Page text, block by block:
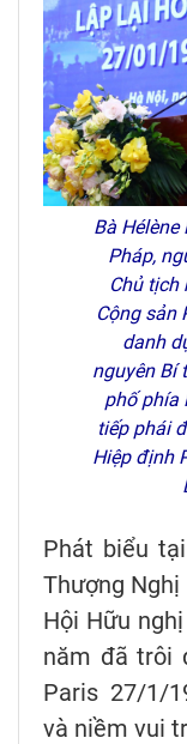
Bà
Pháp,
Chủ
Cộng sản
danh
nguyên Bí
phố phía
tiếp phái
Hiệp định
Phát biểu
Thượng
Hội Hữu
năm đã trôi
Paris 27/1/
và niềm vui